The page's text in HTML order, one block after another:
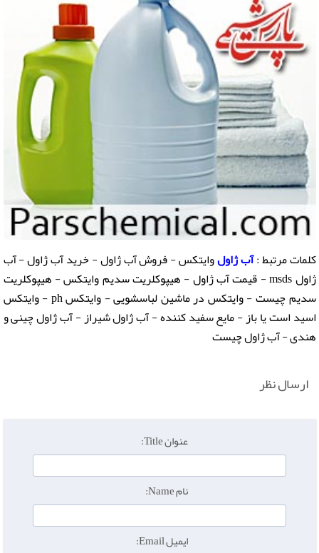
کلمات مرتبط :آب ژاولوایتکس - فروش آب ژاول - خرید آب ژاول - آب
ژاول msds - قیمت آب ژاول - هیپوکلریت سدیم وایتکس - هیپوکلریت
سدیم چیست - وایتکس در ماشین لباسشویی - وایتکس ph - وایتکس
اسید است یا باز - مایع سفید کننده - آب ژاول شیراز - آب ژاول چینی و
هندی - آب ژاول چیست
ارسال نظر
عنوان Title:
نام Name:
ایمیل Email: